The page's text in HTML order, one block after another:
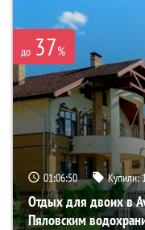
до 37%
01:06:49 Купили:
Отдых для двоих в
Пяловским